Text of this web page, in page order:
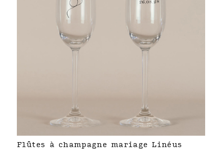
Flûtes à champagne mariage Linéus